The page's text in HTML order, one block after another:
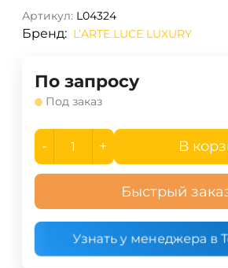
Артикул: L04324
Бренд: L’ARTE LUCE LUXURY
По запросу
Под заказ
- + В
Быстрый
Узнать у менеджера в